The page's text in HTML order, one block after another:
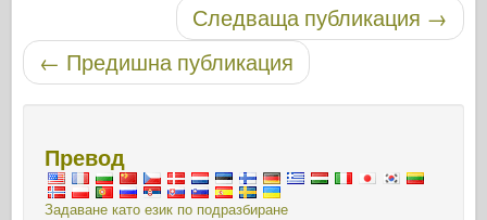
Публикуване на навигацияСледваща публикация →
← Предишна публикация
Превод
Задаване като език по подразбиране